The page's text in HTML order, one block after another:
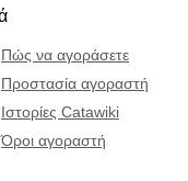
Πώς να αγοράσετε
Προστασία αγοραστή
Ιστορίες Catawiki
Όροι αγοραστή